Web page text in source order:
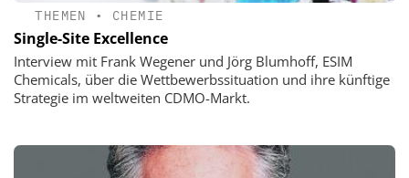
THEMEN • CHEMIE
Single-Site Excellence
Interview mit Frank Wegener und Jörg Blumhoff, ESIM
Chemicals, über die Wettbewerbssituation und ihre künftige
Strategie im weltweiten CDMO-Markt.